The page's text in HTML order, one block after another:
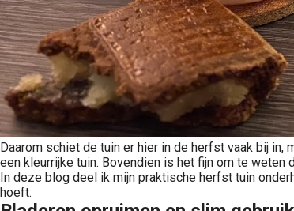
Daarom schiet de tuin er hier in de herfst vaak bij in,
een kleurrijke tuin. Bovendien is het fijn om te
In deze blog deel ik mijn praktische herfst tuin
hoeft.